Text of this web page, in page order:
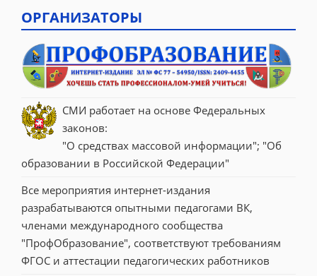
ОРГАНИЗАТОРЫ
СМИ работает на основе Федеральных
законов:
"О средствах массовой информации"; "Об
образовании в Российской Федерации"
Все мероприятия интернет-издания
разрабатываются опытными педагогами ВК,
членами международного сообщества
"ПрофОбразование", соответствуют требованиям
ФГОС и аттестации педагогических работников